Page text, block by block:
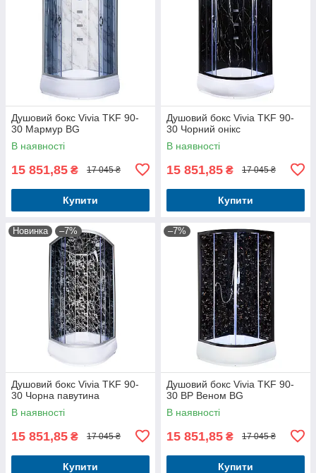
Душовий бокс Vivia TKF 90-
30 Мармур BG
В наявності
15 851,85 ₴ 17 045 ₴
Купити
Душовий бокс Vivia TKF 90-
30 Чорний онікс
В наявності
15 851,85 ₴ 17 045 ₴
Купити
Новинка –7%
Душовий бокс Vivia TKF 90-
30 Чорна павутина
В наявності
15 851,85 ₴ 17 045 ₴
Купити
–7%
Душовий бокс Vivia TKF 90-
30 BP Веном BG
В наявності
15 851,85 ₴ 17 045 ₴
Купити